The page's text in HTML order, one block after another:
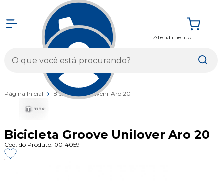
Atendimento
Página Inicial Bicicletas Juvenil Aro 20
Bicicleta Groove Unilover Aro 20
Cod. do Produto: 0014059